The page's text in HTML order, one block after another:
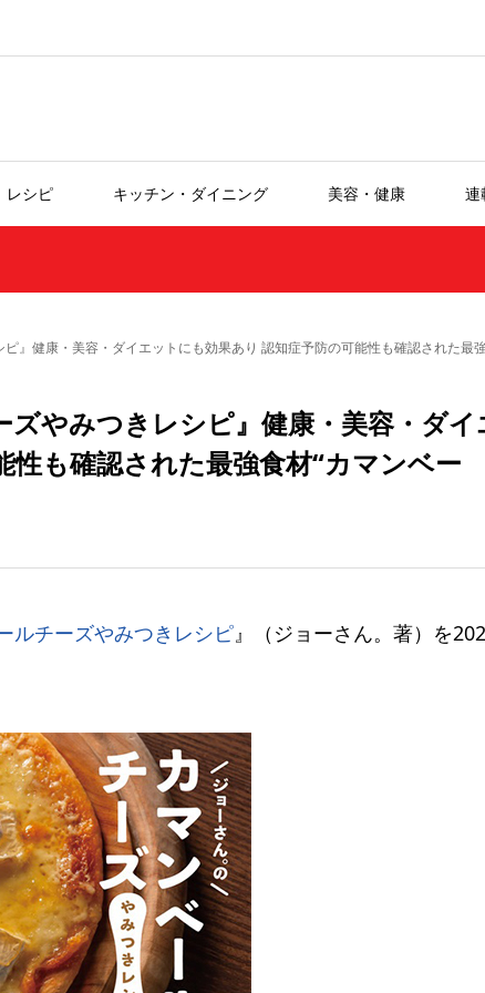
レシピ キッチン・ダイニング 美容・健康 連
』健康・美容・ダイエットにも効果あり 認知症予防の可能性も確認された最
ズやみつきレシピ』健康・美容・ダイ
も確認された最強食材“カマンベー
ルチーズやみつきレシピ』（ジョーさん。著）を